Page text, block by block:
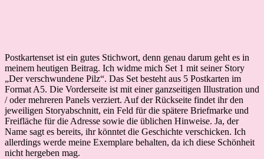
Postkartenset ist ein gutes Stichwort, denn genau darum geht es in
meinem heutigen Beitrag. Ich widme mich Set 1 mit seiner Story
„Der verschwundene Pilz“. Das Set besteht aus 5 Postkarten im
Format A5. Die Vorderseite ist mit einer ganzseitigen Illustration und
/ oder mehreren Panels verziert. Auf der Rückseite findet ihr den
jeweiligen Storyabschnitt, ein Feld für die spätere Briefmarke und
Freifläche für die Adresse sowie die üblichen Hinweise. Ja, der
Name sagt es bereits, ihr könntet die Geschichte verschicken. Ich
allerdings werde meine Exemplare behalten, da ich diese Schönheit
nicht hergeben mag.